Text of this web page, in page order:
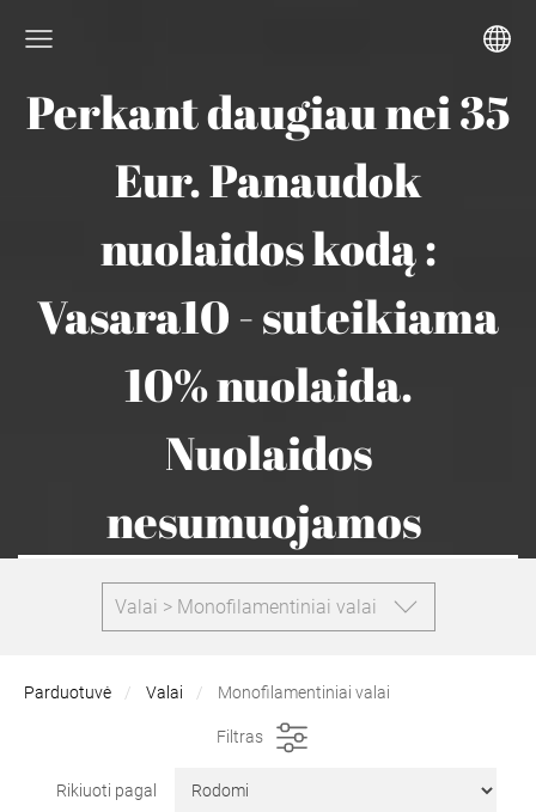
Perkant daugiau nei 35
Eur. Panaudok
nuolaidos kodą :
Vasara10 - suteikiama
10% nuolaida.
Nuolaidos
nesumuojamos
Valai > Monofilamentiniai valai
Parduotuvė Valai Monofilamentiniai valai
Filtras
Rikiuoti pagal